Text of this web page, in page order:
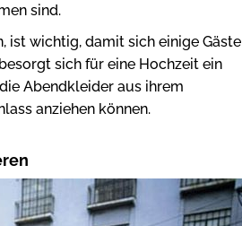
sind.
ist wichtig, damit sich einige Gäste
sich für eine Hochzeit ein
Abendkleider aus ihrem
anziehen können.